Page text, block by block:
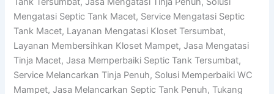
Mengatasi Septic Tank Macet, Service Mengatasi Septic
Tank Macet, Layanan Mengatasi Kloset Tersumbat,
Layanan Membersihkan Kloset Mampet, Jasa Mengatasi
Tinja Macet, Jasa Memperbaiki Septic Tank Tersumbat,
Service Melancarkan Tinja Penuh, Solusi Memperbaiki WC
Mampet, Jasa Melancarkan Septic Tank Penuh, Tukang